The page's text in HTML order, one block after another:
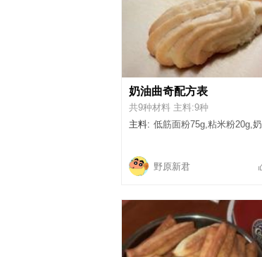
奶油曲奇配方表
共9种材料 主料:9种
主料: 低筋面粉75g,粘米粉20g,奶粉6g,黄油牛油65g,小苏打1g,奶油50g,盐1g,糖粉糖霜20g,细白糖3g
野原新君